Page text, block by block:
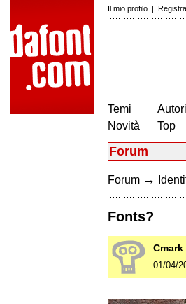
Il mio profilo |
Temi
Novità
Autori
Top
Forum
Forum →
Fonts?
Cmark
01/04/